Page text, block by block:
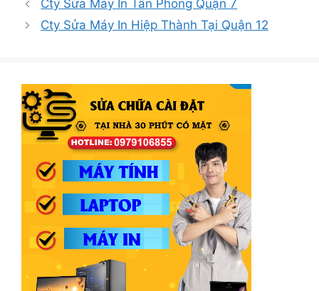
Cty Sửa Máy In Tân Phong Quận 7
Cty Sửa Máy In Hiệp Thành Tại Quận 12